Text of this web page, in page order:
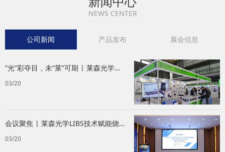
NEWS CENTER
公司新闻 产品发布 展会信息
“光”彩夺目，未“莱”可期 | 莱森光学
2026慕尼黑上海光博会圆满收官!
03/20
会议聚焦 | 莱森光学LIBS技术赋能烧结
工艺，降本提质新利器
03/20